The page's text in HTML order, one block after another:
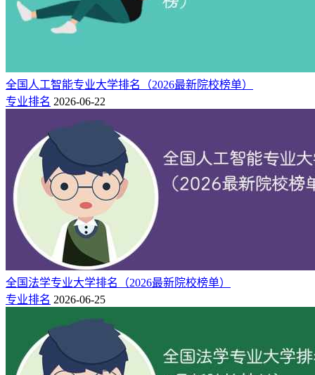
全国人工智能专业大学排名（2026最新院校榜单）
专业排名 2026-06-22
全国法学专业大学排名（2026最新院校榜单）
专业排名 2026-06-25